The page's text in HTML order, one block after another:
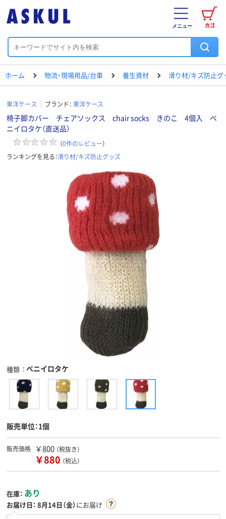
カゴ
メニュー
ホーム 物流・現場用品/台車 養生資材 滑り材/キズ防止グ
東洋ケース ブランド： 東洋ケース
椅子脚カバー チェアソックス chair socks きのこ 4個入 ベ
ニイロタケ（直送品）
（0件のレビュー）
ランキングを見る：滑り材/キズ防止グッズ
種類 ベニイロタケ
販売単位：1個
販売価格 ￥800 （税抜き）
￥880 （税込）
在庫： あり
お届け日： 8月14日（金）にお届け